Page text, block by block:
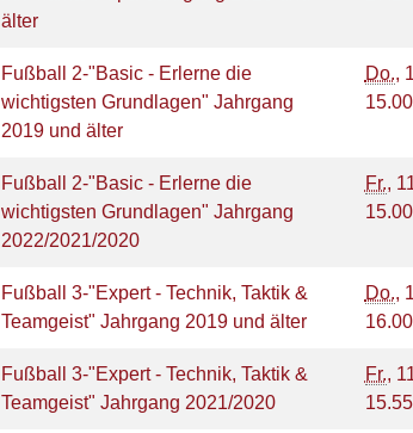
älter
Fußball 2-"Basic - Erlerne die
wichtigsten Grundlagen" Jahrgang
2019 und älter
Do.,
Fußball 2-"Basic - Erlerne die
wichtigsten Grundlagen" Jahrgang
2022/2021/2020
Fr.,
Fußball 3-"Expert - Technik, Taktik &
Teamgeist" Jahrgang 2019 und älter
Do.,
Fußball 3-"Expert - Technik, Taktik &
Teamgeist" Jahrgang 2021/2020
Fr.,